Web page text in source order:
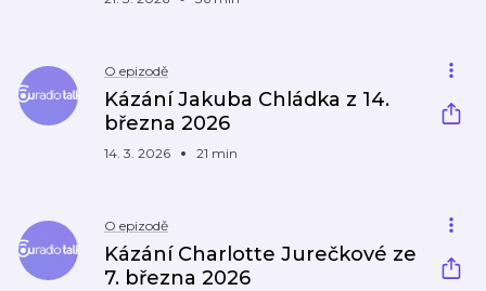
O epizodě
Kázání Jakuba Chládka z 14.
března 2026
14. 3. 2026 21 min
O epizodě
Kázání Charlotte Jurečkové ze
7. března 2026